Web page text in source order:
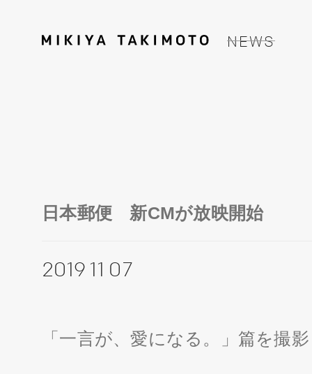
NEWS
日本郵便 新CMが放映開始
2019 11 07
「一言が、愛になる。」篇を撮